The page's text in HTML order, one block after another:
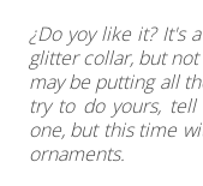
¿Do yoy like it? It's
glitter collar, but
may be putting all
try to do yours,
one, but this time
ornaments.